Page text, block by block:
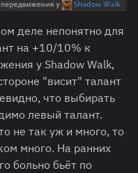
деле непонятно для
на +10/10% к
у Shadow Walk,
"висит" талант
что выбирать
левый талант.
не так уж и много, то
много. На ранних
больно бьёт по